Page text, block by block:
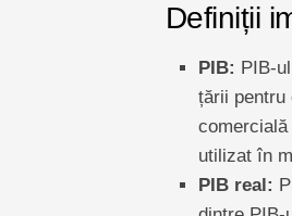
Definiții
PIB: PIB-
țării pentru
utilizat în
PIB real: